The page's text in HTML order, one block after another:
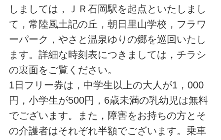
しましては，ＪＲ石岡駅を起点といたしまし
て，常陸風土記の丘，朝日里山学校，フラワ
ーパーク，やさと温泉ゆりの郷を巡回いたし
ます。詳細な時刻表につきましては，チラシ
の裏面をご覧ください。
1日フリー券は，中学生以上の大人が1，000
円，小学生が500円，6歳未満の乳幼児は無料
でございます。また，障害をお持ちの方とそ
の介護者はそれぞれ半額でございます。乗車